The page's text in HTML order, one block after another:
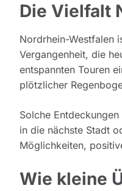
Die Vielfalt
Nordrhein-Westfalen
Vergangenheit, die
entspannten Touren
plötzlicher
Solche
in die nächste Stadt
Möglichkeiten,
Wie kleine